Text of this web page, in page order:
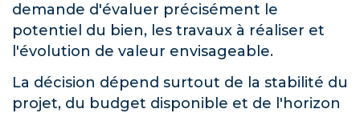
demande d'évaluer précisément le
potentiel du bien, les travaux à réaliser et
l'évolution de valeur envisageable.
La décision dépend surtout de la stabilité du
projet, du budget disponible et de l'horizon